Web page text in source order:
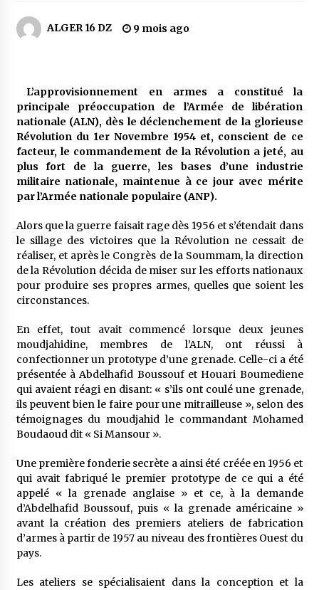
La Gendarmerie nationale lance ses comptes
officiels sur les réseaux sociaux
1 semaine ago
Droit de change : Le CPA lance une carte VISA
dédiée aux voyages à l’étranger
2 semaines ago
En service à partir du 1er août prochain :
Lancement de la plateforme numérique dédiée
à l’importation
2 semaines ago
meilleur prêche du vendredi
2 semaines ago
Droit à l’affiliation au régime national de
sensibilisation au profit de la communauté
nationale à l’étranger
3 semaines ago
Lancement d’une campagne nationale de
informel
3 semaines ago
Première voiture de course conçue et
fabriquée localement : Une équipe d’étudiants
algériens participe à une compétition
internationale
3 semaines ago
cursus intégré à la licence en communication
ALGER 16 DZ 9 mois ago
L’approvisionnement en armes a constitué la
principale préoccupation de l’Armée de libération
nationale (ALN), dès le déclenchement de la glorieuse
Révolution du 1er Novembre 1954 et, conscient de ce
facteur, le commandement de la Révolution a jeté, au
plus fort de la guerre, les bases d’une industrie
militaire nationale, maintenue à ce jour avec mérite
par l’Armée nationale populaire (ANP).
Alors que la guerre faisait rage dès 1956 et s’étendait dans
le sillage des victoires que la Révolution ne cessait de
réaliser, et après le Congrès de la Soummam, la direction
de la Révolution décida de miser sur les efforts nationaux
pour produire ses propres armes, quelles que soient les
circonstances.
En effet, tout avait commencé lorsque deux jeunes
moudjahidine, membres de l’ALN, ont réussi à
confectionner un prototype d’une grenade. Celle-ci a été
présentée à Abdelhafid Boussouf et Houari Boumediene
qui avaient réagi en disant: « s’ils ont coulé une grenade,
ils peuvent bien le faire pour une mitrailleuse », selon des
témoignages du moudjahid le commandant Mohamed
Boudaoud dit « Si Mansour ».
Une première fonderie secrète a ainsi été créée en 1956 et
qui avait fabriqué le premier prototype de ce qui a été
appelé « la grenade anglaise » et ce, à la demande
d’Abdelhafid Boussouf, puis « la grenade américaine »
avant la création des premiers ateliers de fabrication
d’armes à partir de 1957 au niveau des frontières Ouest du
pays.
Les ateliers se spécialisaient dans la conception et la